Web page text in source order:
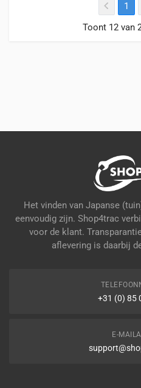
1
Toont 12 van
Het vinden van Japanse
eenvoudig zijn. Shop4trac
voor de klant.
aflevering is daarbij
+31 (0) 85
E-